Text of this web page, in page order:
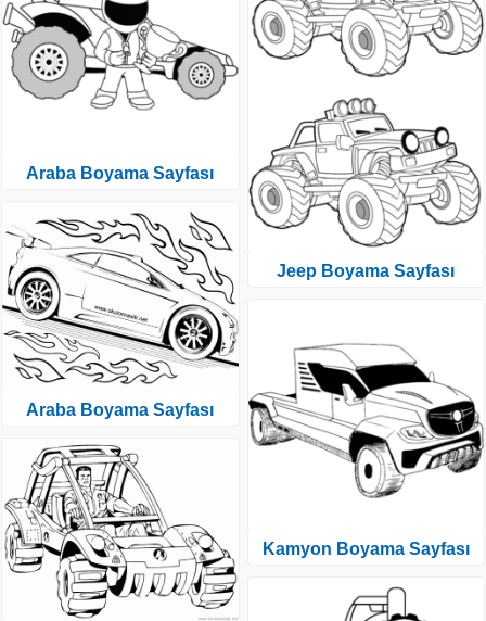
Araba Boyama Sayfası
Araba Boyama Sayfası
Jeep Boyama Sayfası
Kamyon Boyama Sayfası